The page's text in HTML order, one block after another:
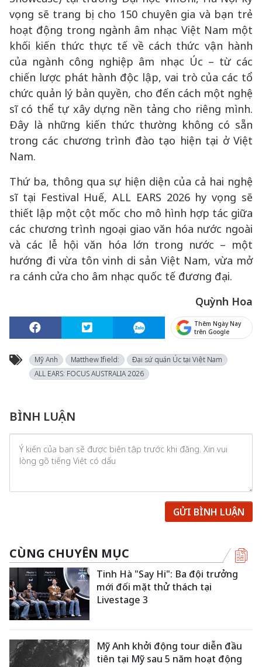
vọng sẽ trang bị cho 150 chuyên gia và bạn trẻ
hoạt động trong ngành âm nhạc Việt Nam một
khối kiến thức thực tế về cách thức vận hành
của ngành công nghiệp âm nhạc Úc – từ các
chiến lược phát hành độc lập, vai trò của các tổ
chức quản lý bản quyền, cho đến cách một nghệ
sĩ có thể tự xây dựng nền tảng cho riêng mình.
Đây là những kiến thức thường không có sẵn
trong các chương trình đào tạo hiện tại ở Việt
Nam.
Thứ ba, thông qua sự hiện diện của cả hai nghệ
sĩ tại Festival Huế, ALL EARS 2026 hy vọng sẽ
thiết lập một cột mốc cho mô hình hợp tác giữa
các chương trình ngoại giao văn hóa nước ngoài
và các lễ hội văn hóa lớn trong nước – một
hướng đi vừa tôn vinh di sản Việt Nam, vừa mở
ra cánh cửa cho âm nhạc quốc tế đương đại.
Quỳnh Hoa
Thêm Ngày Nay
trên Google
Mỹ Anh Matthew Ifield:
Đại sứ quán Úc tại Việt Nam
ALL EARS: FOCUS AUSTRALIA 2026
BÌNH LUẬN
GỬI BÌNH LUẬN
CÙNG CHUYÊN MỤC
Tinh Hà "Say Hi": Ba đội trưởng
mới đối mặt thử thách tại
Livestage 3
Mỹ Anh khởi động tour diễn đầu
tiên tại Mỹ sau 5 năm hoạt động